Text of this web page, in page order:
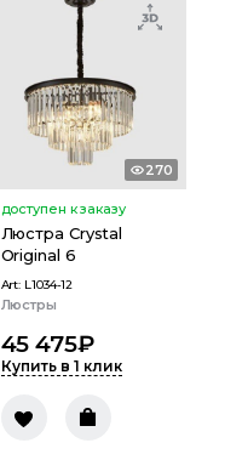
270
доступен к заказу
Люстра Crystal
Original 6
Art: L1034-12
Люстры
45 475₽
Купить в 1 клик